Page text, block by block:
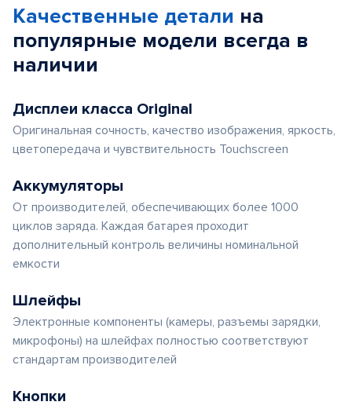
Качественные детали на
популярные модели всегда в
наличии
Дисплеи класса Original
Оригинальная сочность, качество изображения, яркость,
цветопередача и чувствительность Touchscreen
Аккумуляторы
От производителей, обеспечивающих более 1000
циклов заряда. Каждая батарея проходит
дополнительный контроль величины номинальной
емкости
Шлейфы
Электронные компоненты (камеры, разъемы зарядки,
микрофоны) на шлейфах полностью соответствуют
стандартам производителей
Кнопки